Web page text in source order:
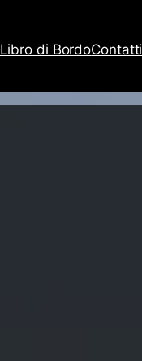
Libro di BordoContatti